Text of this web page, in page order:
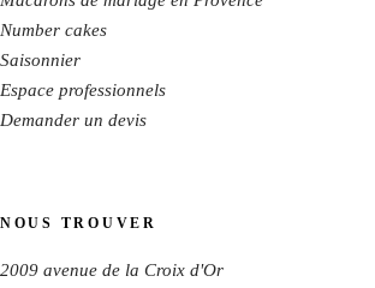
Number cakes
Saisonnier
Espace professionnels
Demander un devis
NOUS TROUVER
2009 avenue de la Croix d'Or